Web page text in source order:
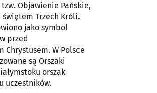
Objawienie Pańskie,
Trzech Króli.
jako symbol
przed
Chrystusem. W Polsce
są Orszaki
orszak
uczestników.